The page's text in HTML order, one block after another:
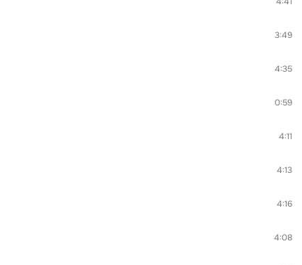
3:49
4:35
0:59
4:11
4:13
4:16
4:08